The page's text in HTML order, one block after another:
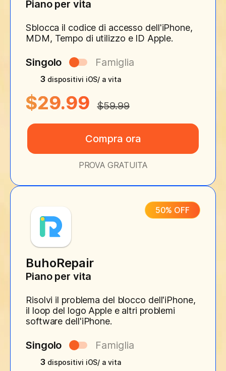
Piano per vita
Sblocca il codice di accesso dell'iPhone,
MDM, Tempo di utilizzo e ID Apple.
Singolo Famiglia
3dispositivi iOS/ a vita
$29.99 $59.99
Compra ora
PROVA GRATUITA
50% OFF
BuhoRepair
Piano per vita
Risolvi il problema del blocco dell'iPhone,
il loop del logo Apple e altri problemi
software dell'iPhone.
Singolo Famiglia
3dispositivi iOS/ a vita